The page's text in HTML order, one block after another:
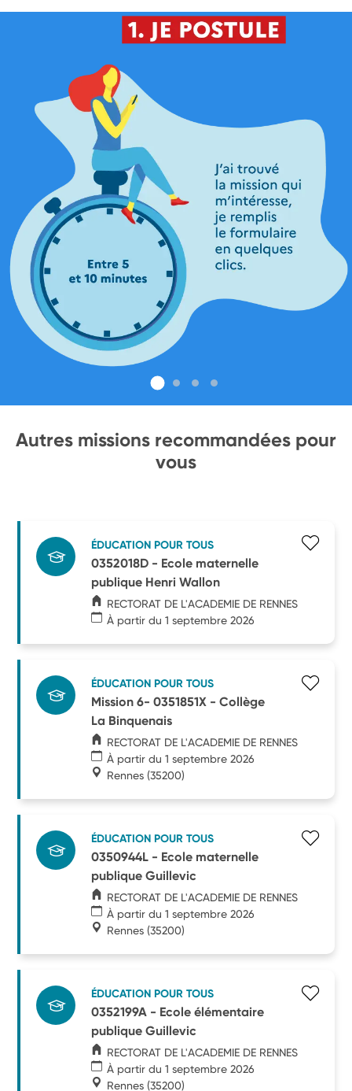
Autres missions recommandées pour
vous
ÉDUCATION POUR TOUS
0352018D - Ecole maternelle
publique Henri Wallon
RECTORAT DE L'ACADEMIE DE RENNES
À partir du 1 septembre 2026
ÉDUCATION POUR TOUS
Mission 6- 0351851X - Collège
La Binquenais
RECTORAT DE L'ACADEMIE DE RENNES
À partir du 1 septembre 2026
Rennes (35200)
ÉDUCATION POUR TOUS
0350944L - Ecole maternelle
publique Guillevic
RECTORAT DE L'ACADEMIE DE RENNES
À partir du 1 septembre 2026
Rennes (35200)
ÉDUCATION POUR TOUS
0352199A - Ecole élémentaire
publique Guillevic
RECTORAT DE L'ACADEMIE DE RENNES
À partir du 1 septembre 2026
Rennes (35200)